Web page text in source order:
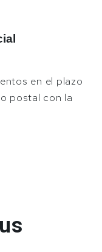
en el plazo
postal con la